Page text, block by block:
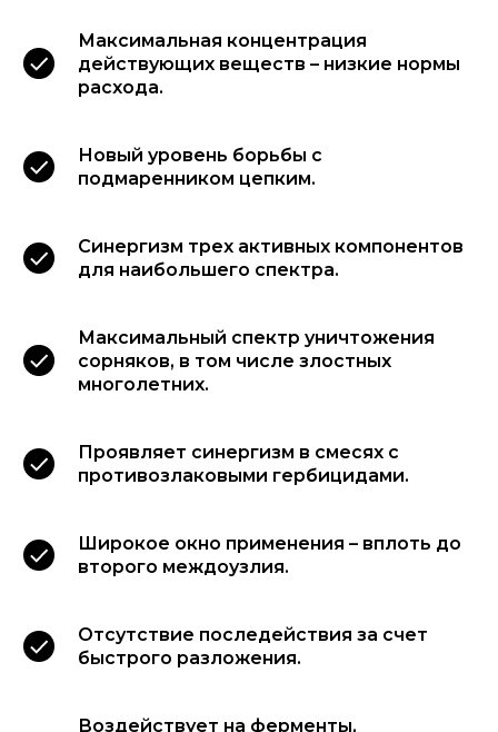
Максимальная концентрация
действующих веществ – низкие нормы
расхода.
Новый уровень борьбы с
подмаренником цепким.
Синергизм трех активных компонентов
для наибольшего спектра.
Максимальный спектр уничтожения
сорняков, в том числе злостных
многолетних.
Проявляет синергизм в смесях с
противозлаковыми гербицидами.
Широкое окно применения – вплоть до
второго междоузлия.
Отсутствие последействия за счет
быстрого разложения.
Воздействует на ферменты,